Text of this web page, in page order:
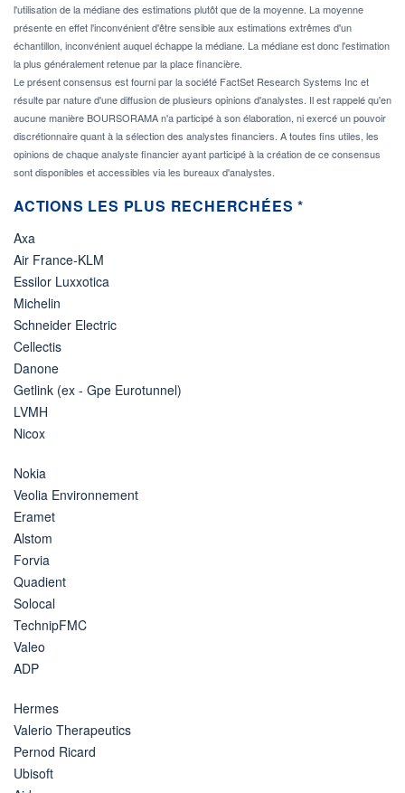
l'utilisation de la médiane des estimations plutôt que de la moyenne. La moyenne
présente en effet l'inconvénient d'être sensible aux estimations extrêmes d'un
échantillon, inconvénient auquel échappe la médiane. La médiane est donc l'estimation
la plus généralement retenue par la place financière.
Le présent consensus est fourni par la société FactSet Research Systems Inc et
résulte par nature d'une diffusion de plusieurs opinions d'analystes. Il est rappelé qu'en
aucune manière BOURSORAMA n'a participé à son élaboration, ni exercé un pouvoir
discrétionnaire quant à la sélection des analystes financiers. A toutes fins utiles, les
opinions de chaque analyste financier ayant participé à la création de ce consensus
sont disponibles et accessibles via les bureaux d'analystes.
ACTIONS LES PLUS RECHERCHÉES *
Axa
Air France-KLM
Essilor Luxxotica
Michelin
Schneider Electric
Cellectis
Danone
Getlink (ex - Gpe Eurotunnel)
LVMH
Nicox
Nokia
Veolia Environnement
Eramet
Alstom
Forvia
Quadient
Solocal
TechnipFMC
Valeo
ADP
Hermes
Valerio Therapeutics
Pernod Ricard
Ubisoft